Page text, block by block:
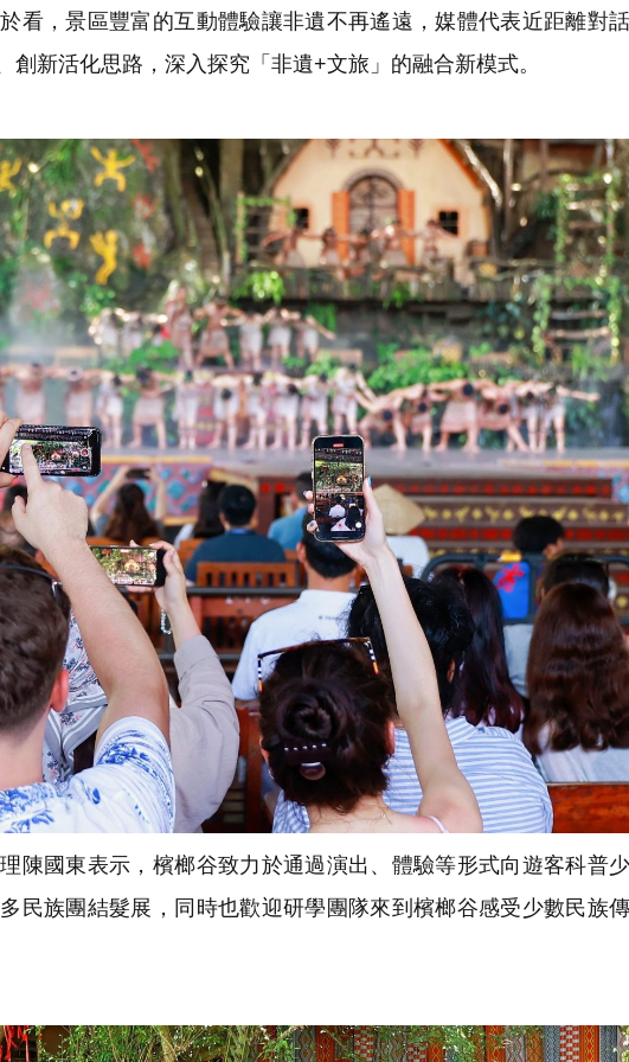
看，景區豐富的互動體驗讓非遺不再遙遠，媒體代表近距離對
新活化思路，深入探究「非遺+文旅」的融合新模式。
陳國東表示，檳榔谷致力於通過演出、體驗等形式向遊客科普
民族團結髮展，同時也歡迎研學團隊來到檳榔谷感受少數民族